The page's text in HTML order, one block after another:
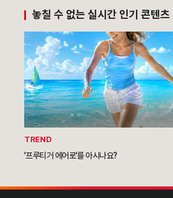
놓칠 수 없는 실시간 인기 콘텐츠
TREND
'프루티거 에어로'를 아시나요?